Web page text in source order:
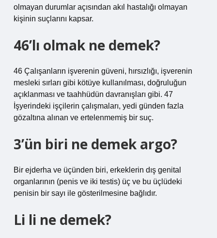
olmayan durumlar açısından akıl hastalığı olmayan
kişinin suçlarını kapsar.
46’lı olmak ne demek?
46 Çalışanların işverenin güveni, hırsızlığı, işverenin
mesleki sırları gibi kötüye kullanılması, doğruluğun
açıklanması ve taahhüdün davranışları gibi. 47
İşyerindeki işçilerin çalışmaları, yedi günden fazla
gözaltına alınan ve ertelenmemiş bir suç.
3’ün biri ne demek argo?
Bir ejderha ve üçünden biri, erkeklerin dış genital
organlarının (penis ve iki testis) üç ve bu üçlüdeki
penisin bir sayı ile gösterilmesine bağlıdır.
Li li ne demek?